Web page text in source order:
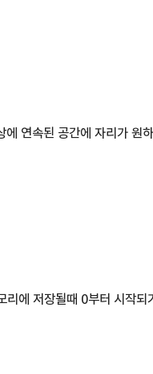
연속된 공간에 자리가 원
에 저장될때 0부터 시작되